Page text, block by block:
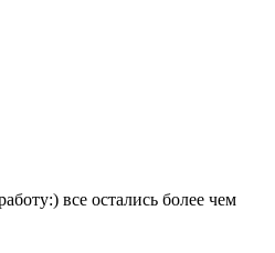
все остались более чем